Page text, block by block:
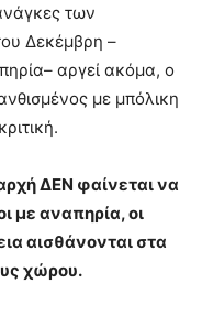
των
Δεκέμβρη –
αργεί ακόμα, ο
με μπόλικη
ΔΕΝ φαίνεται να
με αναπηρία, οι
αισθάνονται στα
χώρου.